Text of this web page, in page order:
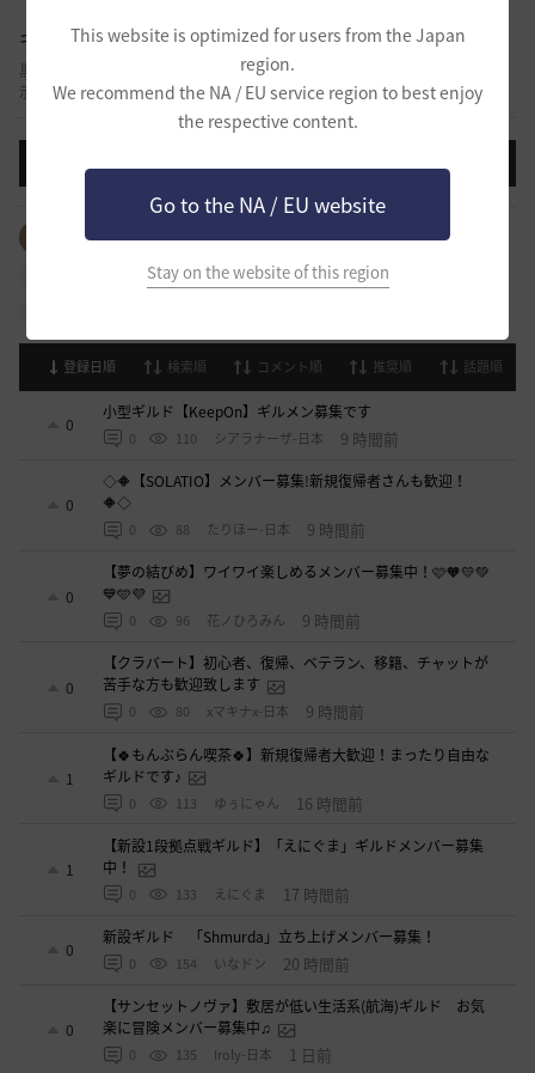
This website is optimized for users from the Japan
region.
We recommend the NA / EU service region to best enjoy
the respective content.
Go to the NA / EU website
Stay on the website of this region
ギルド募集
黒い砂漠の長い冒険を共にする友人、またはギルドメンバーを募集できる掲
示板です。
全体のタグを見る #生活 #ギルド
#パーティ
#占領戦 #戦闘 #ギルドリーグ
登録日順 検索順 コメント順 推奨順 話題順
0
小型ギルド【KeepOn】ギルメン募集です
0 110 シアラナーザ-日本 9 時間前
0
◇🔶【SOLATIO】メンバー募集!新規復帰者さんも歓迎！
🔶◇
0 88 たりほー-日本 9 時間前
0
【夢の結びめ】ワイワイ楽しめるメンバー募集中！🩷🧡💛💚
💙🩵💜
0 96 花ノひろみん 9 時間前
0
【クラバート】初心者、復帰、ベテラン、移籍、チャットが
苦手な方も歓迎致します
0 80 xマキナx-日本 9 時間前
1
【🍀もんぶらん喫茶🍀】新規復帰者大歓迎！まったり自由な
ギルドです♪
0 113 ゆぅにゃん 16 時間前
1
【新設1段拠点戦ギルド】「えにぐま」ギルドメンバー募集
中！
0 133 えにぐま 17 時間前
0
新設ギルド 「Shmurda」立ち上げメンバー募集！
0 154 いなドン 20 時間前
0
【サンセットノヴァ】敷居が低い生活系(航海)ギルド お気
楽に冒険メンバー募集中♫
0 135 Iroly-日本 1 日前